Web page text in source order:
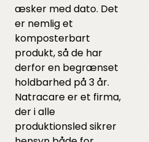
æsker med dato. Det
er nemlig et
komposterbart
produkt, så de har
derfor en begrænset
holdbarhed på 3 år.
Natracare er et firma,
der i alle
produktionsled sikrer